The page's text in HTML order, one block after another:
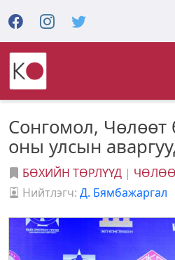
Сонгомол, Чөлөөт
оны улсын
БӨХИЙН ТӨРЛҮҮД |
Нийтлэгч: Д. Бямбажаргал